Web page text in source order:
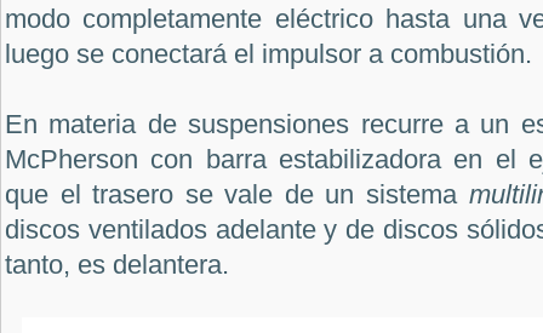
modo completamente eléctrico hasta una
luego se conectará el impulsor a combustión.
En materia de suspensiones recurre a un
McPherson con barra estabilizadora en el
que el trasero se vale de un sistema
discos ventilados adelante y de discos
tanto, es delantera.